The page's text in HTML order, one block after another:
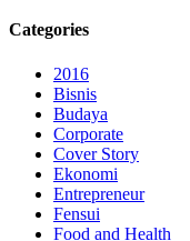
Categories
2016
Bisnis
Budaya
Corporate
Cover Story
Ekonomi
Entrepreneur
Fensui
Food and Health